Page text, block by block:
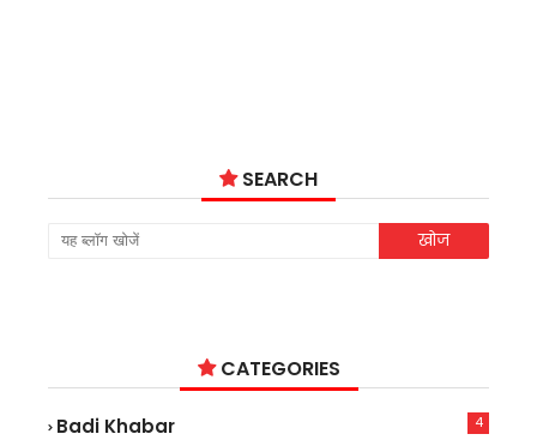
SEARCH
CATEGORIES
Badi Khabar 4